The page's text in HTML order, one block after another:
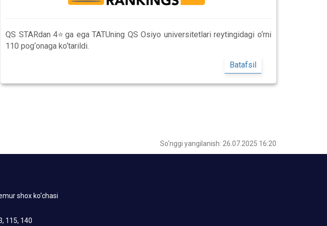
QS STARdan 4⭐️ga ega TATUning QS Osiyo universitetlari reytingidagi o‘rni
110 pog‘onaga ko‘tarildi.
Batafsil
So‘nggi yangilanish: 26.07.2025 16:20
shox ko‘chasi
115, 140